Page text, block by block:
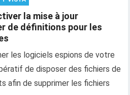
la mise à jour
de définitions pour les
les logiciels espions de votre
de disposer des fichiers de
afin de supprimer les fichiers